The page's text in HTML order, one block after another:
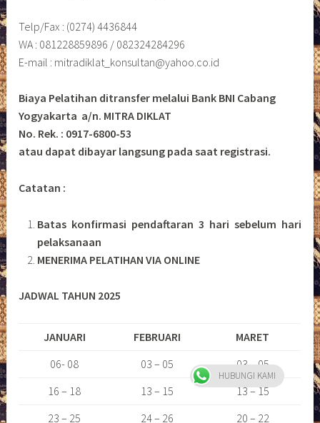
Telp/Fax : (0274) 4436844
WA : 081228859896 / 082324284296
E-mail : mitradiklat_konsultan@yahoo.co.id
Biaya Pelatihan ditransfer melalui Bank BNI Cabang
Yogyakarta a/n. MITRA DIKLAT
No. Rek. : 0917-6800-53
atau dapat dibayar langsung pada saat registrasi.
Catatan :
Batas konfirmasi pendaftaran 3 hari sebelum hari
pelaksanaan
MENERIMA PELATIHAN VIA ONLINE
JADWAL TAHUN 2025
JANUARI FEBRUARI
MARET
06- 08
03 – 05
03 – 05
16 – 18
13 – 15
13 – 15
23 – 25
24 – 26 20 – 22
HUBUNGI KAMI